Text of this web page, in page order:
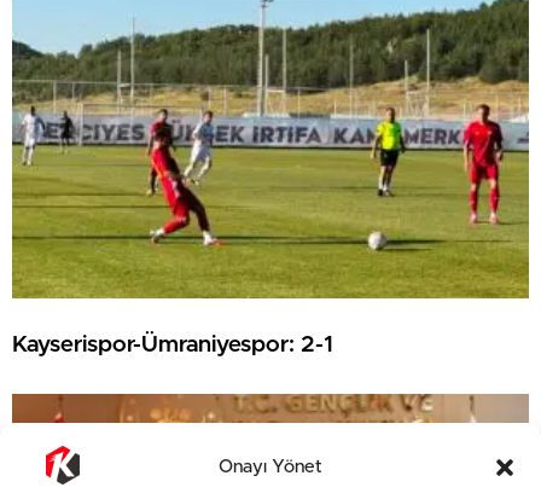
Onayı Yönet
Kayserispor-Ümraniyespor: 2-1